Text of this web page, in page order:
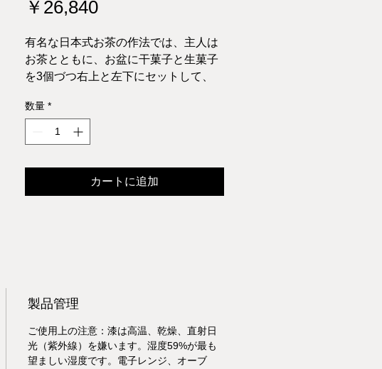
￥26,840価
格
有名な日本式お茶の作法では、主人は
お茶とともに、お盆に干菓子と生菓子
を3個づつ右上と左下にセットして、
商品１点、税込 、画像上の他の物品は
販売対象外です
N060B 木瓜盆椿（Bokkabon Camellia
数量 *
カートに追加
製品管理
ご使用上の注意：漆は高温、乾燥、直射日
光（紫外線）を嫌います。湿度59%が最も
望ましい湿度です。電子レンジ、オーブ